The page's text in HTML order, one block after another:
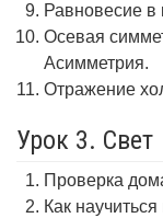
Равновесие в
Осевая
Асимметрия.
Отражение
Урок 3. Свет
Проверка
Как